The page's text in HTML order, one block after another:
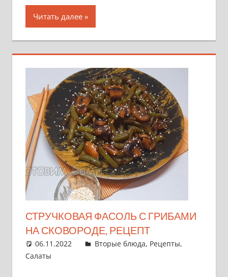
Читать далее
СТРУЧКОВАЯ ФАСОЛЬ С ГРИБАМИ
НА СКОВОРОДЕ, РЕЦЕПТ
06.11.2022 admin
Вторые блюда, Рецепты,
Салаты